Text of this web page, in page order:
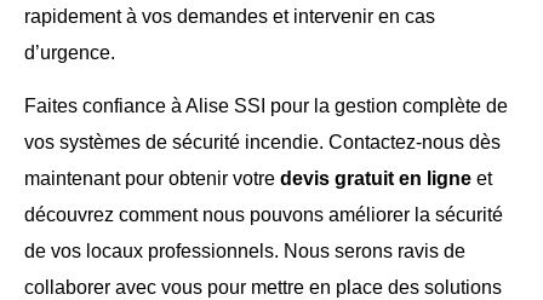
rapidement à vos demandes et intervenir en cas
d’urgence.
Faites confiance à Alise SSI pour la gestion complète de
vos systèmes de sécurité incendie. Contactez-nous dès
maintenant pour obtenir votre devis gratuit en ligne et
découvrez comment nous pouvons améliorer la sécurité
de vos locaux professionnels. Nous serons ravis de
collaborer avec vous pour mettre en place des solutions